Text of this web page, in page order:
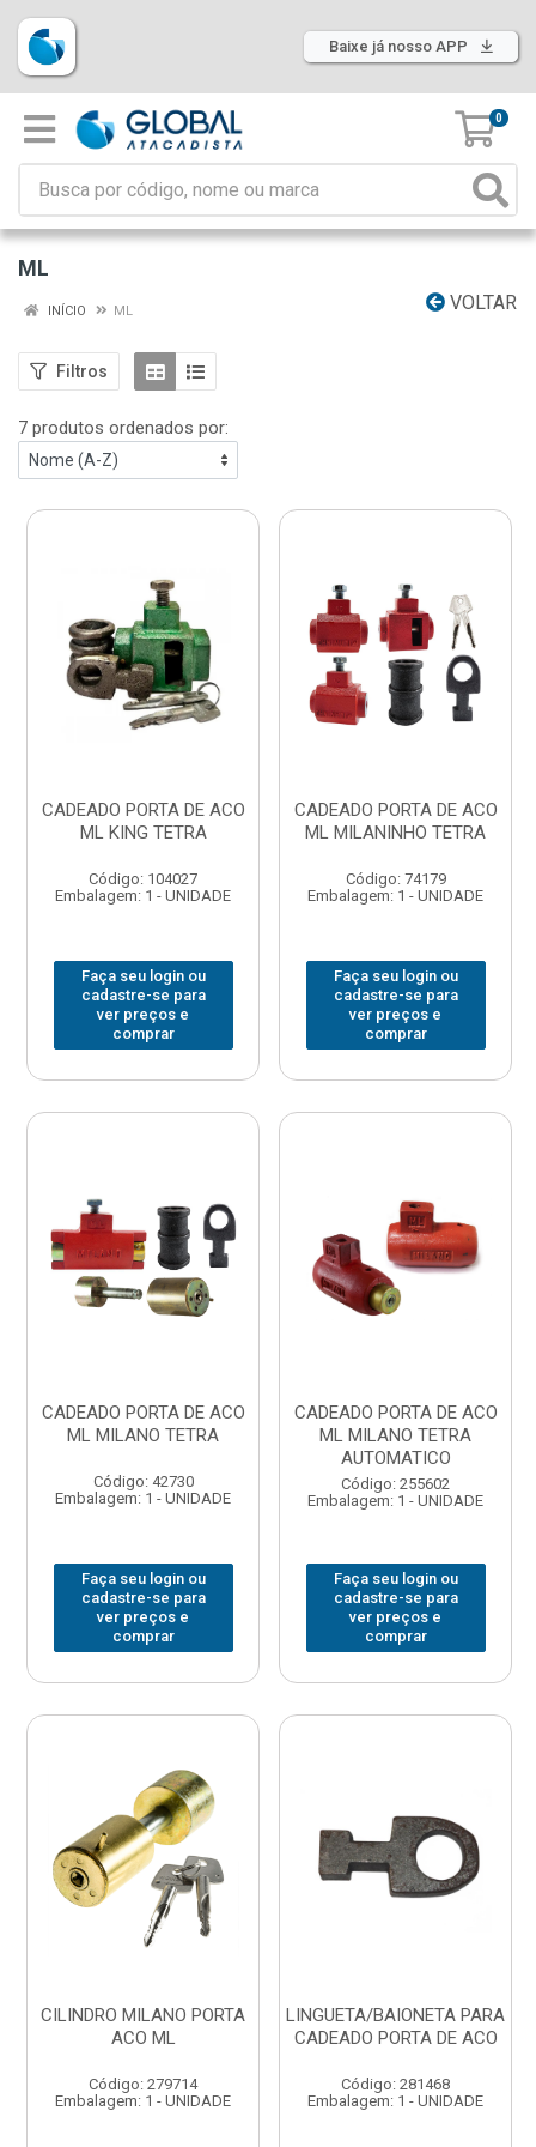
Baixe já nosso APP
0
ML
VOLTAR
INÍCIO ML
Filtros
7 produtos ordenados por:
CADEADO PORTA DE ACO
ML KING TETRA
Código: 104027
Embalagem: 1 - UNIDADE
Faça seu login ou
cadastre-se para
ver preços e
comprar
CADEADO PORTA DE ACO
ML MILANINHO TETRA
Código: 74179
Embalagem: 1 - UNIDADE
Faça seu login ou
cadastre-se para
ver preços e
comprar
CADEADO PORTA DE ACO
ML MILANO TETRA
Código: 42730
Embalagem: 1 - UNIDADE
Faça seu login ou
cadastre-se para
ver preços e
comprar
CADEADO PORTA DE ACO
ML MILANO TETRA
AUTOMATICO
Código: 255602
Embalagem: 1 - UNIDADE
Faça seu login ou
cadastre-se para
ver preços e
comprar
CILINDRO MILANO PORTA
ACO ML
Código: 279714
Embalagem: 1 - UNIDADE
LINGUETA/BAIONETA PARA
CADEADO PORTA DE ACO
Código: 281468
Embalagem: 1 - UNIDADE